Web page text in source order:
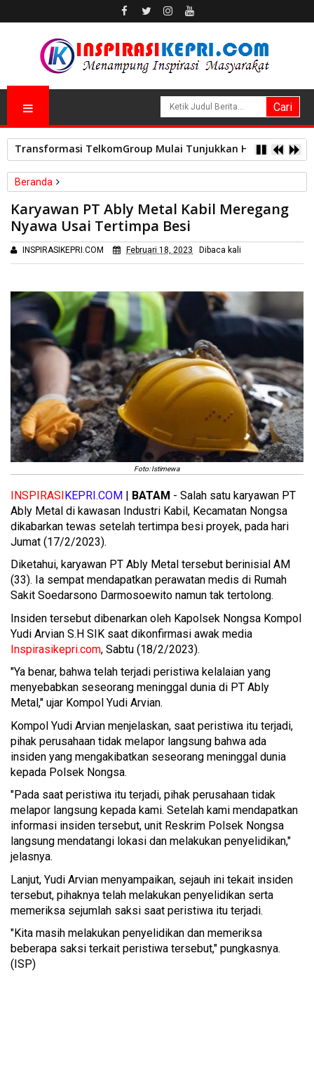
Transformasi TelkomGroup Mulai Tunjukkan Hasil,
Beranda
Karyawan PT Ably Metal Kabil Meregang Nyawa Usai Tertimpa
Besi
Karyawan PT Ably Metal Kabil Meregang
Nyawa Usai Tertimpa Besi
INSPIRASIKEPRI.COM Februari 18, 2023 Dibaca kali
Foto: Istimewa
INSPIRASIKEPRI.COM | BATAM - Salah satu karyawan PT
Ably Metal di kawasan Industri Kabil, Kecamatan Nongsa
dikabarkan tewas setelah tertimpa besi proyek, pada hari
Jumat (17/2/2023).
Diketahui, karyawan PT Ably Metal tersebut berinisial AM
(33). Ia sempat mendapatkan perawatan medis di Rumah
Sakit Soedarsono Darmosoewito namun tak tertolong.
Insiden tersebut dibenarkan oleh Kapolsek Nongsa Kompol
Yudi Arvian S.H SIK saat dikonfirmasi awak media
Inspirasikepri.com, Sabtu (18/2/2023).
"Ya benar, bahwa telah terjadi peristiwa kelalaian yang
menyebabkan seseorang meninggal dunia di PT Ably
Metal," ujar Kompol Yudi Arvian.
Kompol Yudi Arvian menjelaskan, saat peristiwa itu terjadi,
pihak perusahaan tidak melapor langsung bahwa ada
insiden yang mengakibatkan seseorang meninggal dunia
kepada Polsek Nongsa.
"Pada saat peristiwa itu terjadi, pihak perusahaan tidak
melapor langsung kepada kami. Setelah kami mendapatkan
informasi insiden tersebut, unit Reskrim Polsek Nongsa
langsung mendatangi lokasi dan melakukan penyelidikan,"
jelasnya.
Lanjut, Yudi Arvian menyampaikan, sejauh ini tekait insiden
tersebut, pihaknya telah melakukan penyelidikan serta
memeriksa sejumlah saksi saat peristiwa itu terjadi.
"Kita masih melakukan penyelidikan dan memeriksa
beberapa saksi terkait peristiwa tersebut," pungkasnya.
(ISP)